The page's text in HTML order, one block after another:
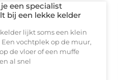
een specialist
bij een lekke kelder
lijkt soms een klein
vochtplek op de muur,
de vloer of een muffe
al snel